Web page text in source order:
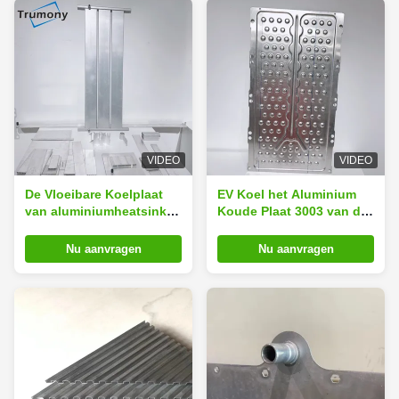
VIDEO
De Vloeibare Koelplaat
van aluminiumheatsink
Energieopslag
Nu aanvragen
VIDEO
EV Koel het Aluminium
Koude Plaat 3003 van de
ProcesNu aanvragen